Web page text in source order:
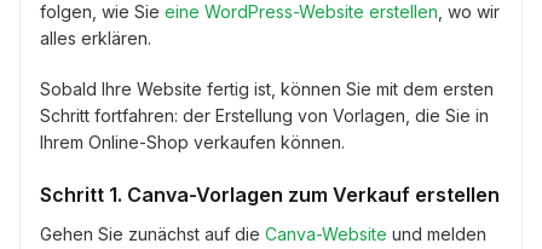
folgen, wie Sie eine WordPress-Website erstellen, wo wir
alles erklären.
Sobald Ihre Website fertig ist, können Sie mit dem ersten
Schritt fortfahren: der Erstellung von Vorlagen, die Sie in
Ihrem Online-Shop verkaufen können.
Schritt 1. Canva-Vorlagen zum Verkauf erstellen
Gehen Sie zunächst auf die Canva-Website und melden